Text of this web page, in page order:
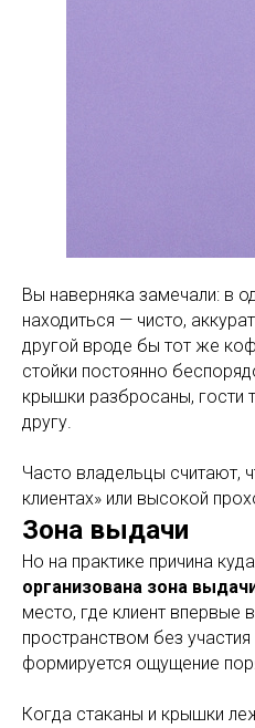
Вы наверняка замечали: в
находиться — чисто,
другой вроде бы тот же
стойки постоянно
крышки разбросаны, гости
другу.
Часто владельцы считают,
клиентах» или высокой
Зона выдачи
Но на практике причина
организована зона
место, где клиент впервые
пространством без
формируется ощущение
Когда стаканы и крышки